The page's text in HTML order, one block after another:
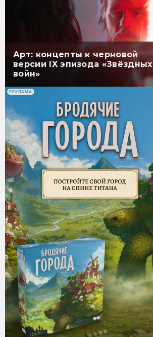
Арт: концепты к черновой
версии IX эпизода «Звёздных
войн»
РЕКЛАМА